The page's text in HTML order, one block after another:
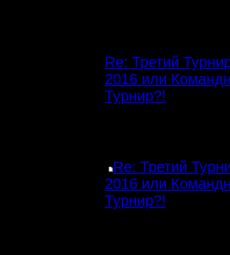
Re: Третий
2016 или
Турнир?!
Re: Третий
2016 или
Турнир?!